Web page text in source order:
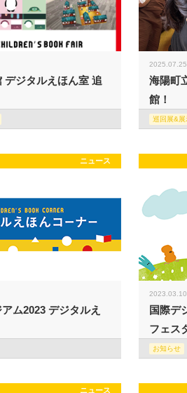
デジタルえほん室 追
2025.07.25
海陽町
館！
巡回展&展
ニュース
ム2023 デジタルえ
2023.03.10
国際デ
フェス
お知らせ
ニュース